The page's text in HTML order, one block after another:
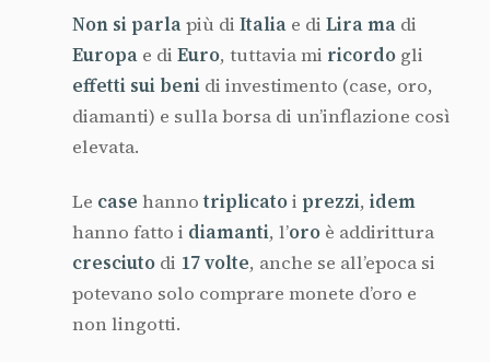
Non si parlapiù di Italia e di Lira ma di
Europa e di Euro, tuttavia mi ricordo gli
effetti sui beni di investimento (case, oro,
diamanti) e sulla borsa di un’inflazione così
elevata.
Le case hannotriplicatoi prezzi, idem
hanno fatto i diamanti, l’oro è addirittura
cresciuto di 17 volte, anche se all’epoca si
potevano solo comprare monete d’oro e
non lingotti.